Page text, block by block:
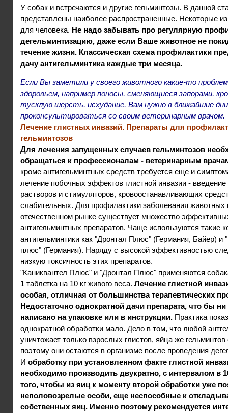
У собак и встречаются и другие гельминтозы. В данной
представлены наиболее распространенные. Некоторые
для человека. Не надо забывать про регулярную
дегельминтизацию, даже если Ваше животное не
течение жизни. Классическая схема профилактики
дачу антигельминтика каждые три месяца.
Если Вы заметили у своего животного какие-то
здоровьем, например поносы, сменяющиеся запорами,
тусклую шерсть, исхудание, Вам нужно в ближайшие дни
проконсультироваться со своим ветеринарным врачом.
Лечение глистных инвазий. Препараты для
гельминтозов
Для лечения запущенных случаев гельминтозов
обращаться к профессионалам - ветеринарным
кроме антигельминтных средств требуется еще и
лечение побочных эффектов глистной инвазии -
растворов и стимуляторов, кровоостанавливающих
слабительных. Для профилактики заболевания животных
отечественном рынке существует множество
антигельминтных препаратов. Чаще используются такие
антигельминтики как "Дронтал Плюс" (Германия, Байер) и
плюс" (Германия). Наряду с высокой эффективностью
низкую токсичность этих препаратов.
"Каниквантел Плюс" и "Дронтал Плюс" применяются
1 таблетка на 10 кг живого веса. Лечение глистной
особая, отличная от большинства терапевтических
Недостаточно однократной дачи препарата, что бы
написано на упаковке или в инструкции. Практика
однократной обработки мало. Дело в том, что любой
уничтожает только взрослых глистов, яйца же гельминтов
поэтому они остаются в организме после проведения
И обработку при установленном факте глистной
необходимо производить двукратно, с интервалом в
того, чтобы из яиц к моменту второй обработки уже
неполовозрелые особи, еще неспособные к
собственных яиц. Именно поэтому рекомендуется